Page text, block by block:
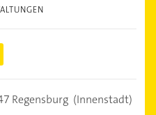
Regensburg (Innenstadt)